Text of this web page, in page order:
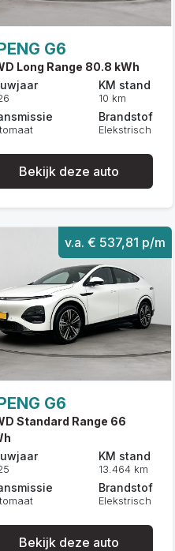
G6
Long Range 80.8 kWh
KM stand
10 km
Brandstof
Elekstrisch
Bekijk deze auto
v.a. € 537,81 p/m
G6
Standard Range 66
KM stand
13.464 km
Brandstof
Elekstrisch
Bekijk deze auto